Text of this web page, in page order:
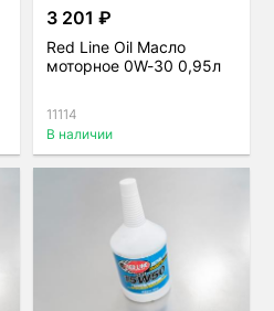
3 201 ₽
Red Line Oil Масло
моторное 0W-30 0,95л
11114
В наличии